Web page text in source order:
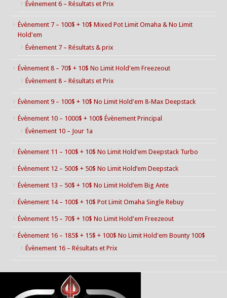
Évènement 6 – Résultats et Prix
Évènement 7 – 100$ + 10$ Mixed Pot Limit Omaha & No Limit
Hold'em
Évènement 7 – Résultats & prix
Évènement 8 – 70$ + 10$ No Limit Hold'em Freezeout
Évènement 8 – Résultats et Prix
Évènement 9 – 100$ + 10$ No Limit Hold'em 8-Max Deepstack
Évènement 10 – 1000$ + 100$ Évènement Principal
Évènement 10 – Jour 1a
Évènement 11 – 100$ + 10$ No Limit Hold'em Deepstack Turbo
Évènement 12 – 500$ + 50$ No Limit Hold’em Deepstack
Évènement 13 – 50$ + 10$ No Limit Hold’em Big Ante
Évènement 14 – 100$ + 10$ Pot Limit Omaha Single Rebuy
Évènement 15 – 70$ + 10$ No Limit Hold'em Freezeout
Évènement 16 – 185$ + 15$ + 100$ No Limit Hold'em Bounty 100$
Évènement 16 – Résultats et Prix